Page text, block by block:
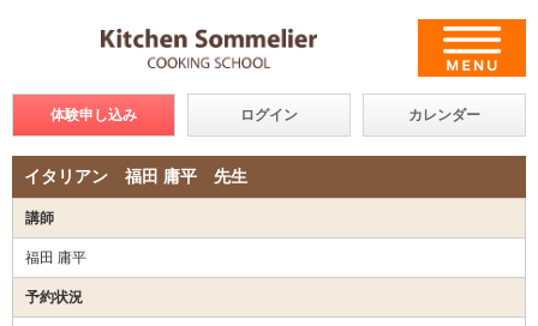
体験申し込み ログイン カレンダー
イタリアン 福田 庸平 先生
講師
福田 庸平
予約状況